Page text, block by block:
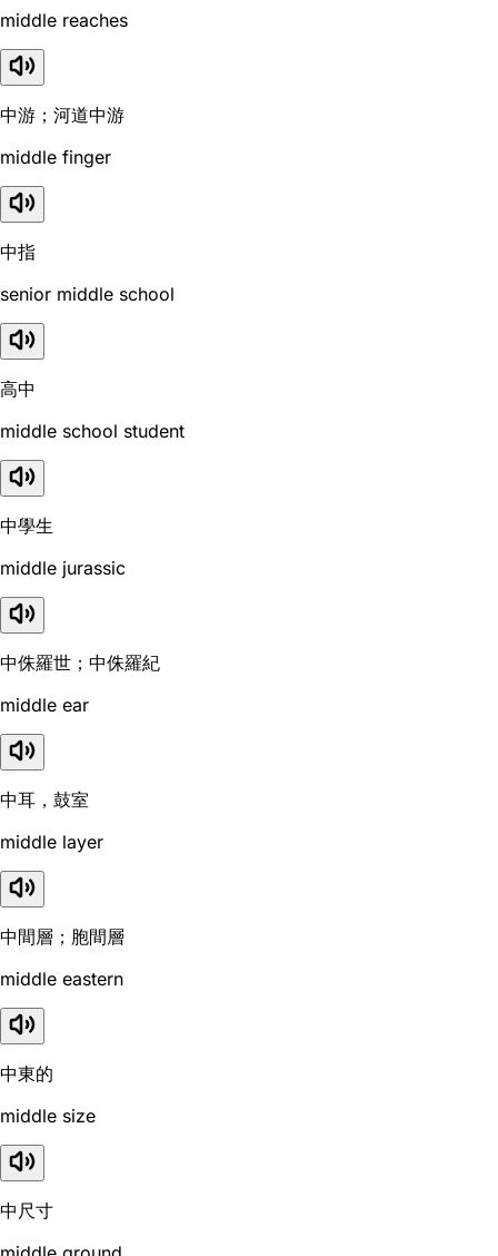
middle reaches
中游；河道中游
middle finger
中指
senior middle school
高中
middle school student
中學生
middle jurassic
中侏羅世；中侏羅紀
middle ear
中耳，鼓室
middle layer
中間層；胞間層
middle eastern
中東的
middle size
中尺寸